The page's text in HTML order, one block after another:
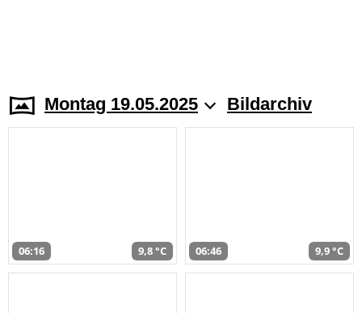
Montag 19.05.2025 Bildarchiv
06:16 9,8 °C 06:46 9,9 °C